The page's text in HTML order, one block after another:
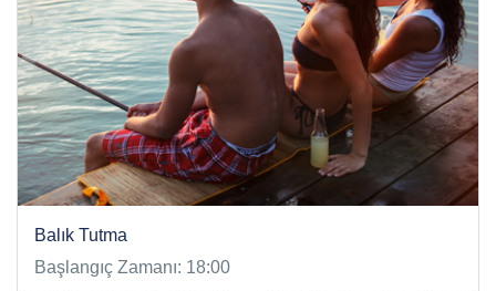
Balık Tutma
Başlangıç Zamanı: 18:00